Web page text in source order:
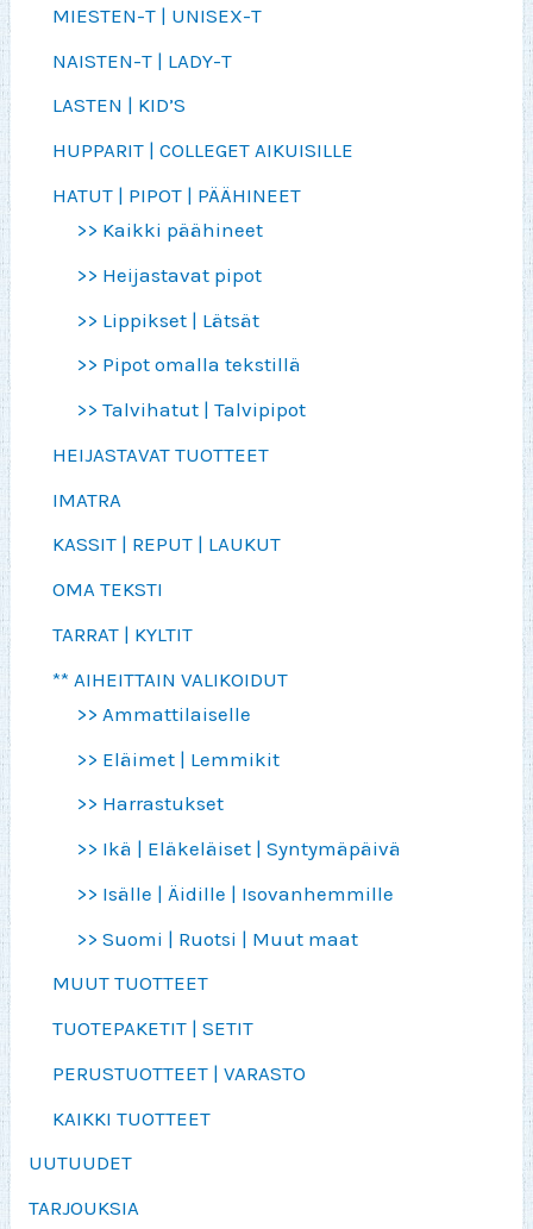
MIESTEN-T | UNISEX-T
NAISTEN-T | LADY-T
LASTEN | KID’S
HUPPARIT | COLLEGET AIKUISILLE
HATUT | PIPOT | PÄÄHINEET
>> Kaikki päähineet
>> Heijastavat pipot
>> Lippikset | Lätsät
>> Pipot omalla tekstillä
>> Talvihatut | Talvipipot
HEIJASTAVAT TUOTTEET
IMATRA
KASSIT | REPUT | LAUKUT
OMA TEKSTI
TARRAT | KYLTIT
** AIHEITTAIN VALIKOIDUT
>> Ammattilaiselle
>> Eläimet | Lemmikit
>> Harrastukset
>> Ikä | Eläkeläiset | Syntymäpäivä
>> Isälle | Äidille | Isovanhemmille
>> Suomi | Ruotsi | Muut maat
MUUT TUOTTEET
TUOTEPAKETIT | SETIT
PERUSTUOTTEET | VARASTO
KAIKKI TUOTTEET
UUTUUDET
TARJOUKSIA